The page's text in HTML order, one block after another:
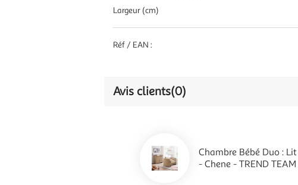
Largeur (cm)
Réf / EAN :
Avis clients(0)
Chambre Bébé Duo :
- Chene - TREND TEAM